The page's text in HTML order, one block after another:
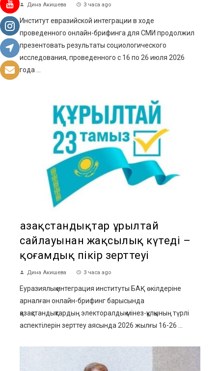
Дина Акишева 3 часа ago
Институт евразийской интеграции в ходе
проведенного онлайн-брифинга для СМИ продолжил
презентовать результаты социологического
исследования, проведенного с 16 по 26 июля 2026
года ...
Қазақстандықтар Құрылтай
сайлауынан жақсылық күтеді –
қоғамдық пікір зерттеуі
Дина Акишева 3 часа ago
Еуразиялық интеграция институты БАҚ өкілдеріне
арналған онлайн-брифинг барысында
қазақстандықтардың электоралдық мінез-құлқының түрлі
аспектілерін зерттеу аясында 2026 жылғы 16-26 ...